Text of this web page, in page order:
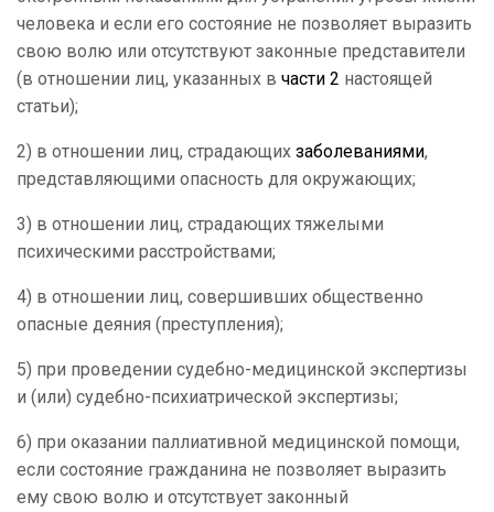
человека и если его состояние не позволяет выразить
свою волю или отсутствуют законные представители
(в отношении лиц, указанных в части 2 настоящей
статьи);
2) в отношении лиц, страдающих заболеваниями,
представляющими опасность для окружающих;
3) в отношении лиц, страдающих тяжелыми
психическими расстройствами;
4) в отношении лиц, совершивших общественно
опасные деяния (преступления);
5) при проведении судебно-медицинской экспертизы
и (или) судебно-психиатрической экспертизы;
6) при оказании паллиативной медицинской помощи,
если состояние гражданина не позволяет выразить
ему свою волю и отсутствует законный